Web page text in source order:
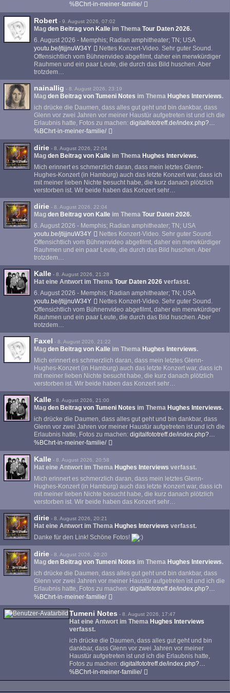
%BChrt-in-meiner-familie/
Robert - 9. August 2026, 07:02
Mag den Beitrag von Kalle im Thema Tour Daten 2026.
6. August 2026 - Memphis; Radian amphitheater; TN; USA
youtu.be/jtijjnuW34Y
Nettes Konzert-Video. Sehr guter Sound.
Offensichtlich vom Bühnenvideo abgefilmt, daher ein merwkürdiger
Rauhmen und ein paar Leute, die durch das Bild huschen. Aber
trotzdem…
nainallig - 8. August 2026, 23:19
Mag den Beitrag von Tumeni Notes im Thema Hughes Interviews.
ich drücke die Daumen, dass alles gut geht und bin dankbar, dass
Glenn vor zwei Jahren vor meiner Haustür aufgetreten ist und ich die
Erlaubnis hatte, Fotos zu machen: digitalfototreff.de/index.php?…
%BChrt-in-meiner-familie/
dirie - 8. August 2026, 22:04
Mag den Beitrag von Kalle im Thema Hughes Interviews.
Mich erinnert es schmerzlich daran, dass mein letztes Glenn-
Hughes-Konzert (in Hamburg) auch das letzte Konzert war, dass ich
mit meiner lieben Nichte besucht habe, die kurz danach plötzlich
verstorben ist. Wir beide haben das Konzert sehr…
dirie - 8. August 2026, 22:04
Mag den Beitrag von Kalle im Thema Tour Daten 2026.
6. August 2026 - Memphis; Radian amphitheater; TN; USA
youtu.be/jtijjnuW34Y
Nettes Konzert-Video. Sehr guter Sound.
Offensichtlich vom Bühnenvideo abgefilmt, daher ein merwkürdiger
Rauhmen und ein paar Leute, die durch das Bild huschen. Aber
trotzdem…
Kalle - 8. August 2026, 21:28
Hat eine Antwort im Thema Tour Daten 2026 verfasst.
6. August 2026 - Memphis; Radian amphitheater; TN; USA
youtu.be/jtijjnuW34Y
Nettes Konzert-Video. Sehr guter Sound.
Offensichtlich vom Bühnenvideo abgefilmt, daher ein merwkürdiger
Rauhmen und ein paar Leute, die durch das Bild huschen. Aber
trotzdem…
Faxel - 8. August 2026, 21:22
Mag den Beitrag von Kalle im Thema Hughes Interviews.
Mich erinnert es schmerzlich daran, dass mein letztes Glenn-
Hughes-Konzert (in Hamburg) auch das letzte Konzert war, dass ich
mit meiner lieben Nichte besucht habe, die kurz danach plötzlich
verstorben ist. Wir beide haben das Konzert sehr…
Kalle - 8. August 2026, 21:00
Mag den Beitrag von Tumeni Notes im Thema Hughes Interviews.
ich drücke die Daumen, dass alles gut geht und bin dankbar, dass
Glenn vor zwei Jahren vor meiner Haustür aufgetreten ist und ich die
Erlaubnis hatte, Fotos zu machen: digitalfototreff.de/index.php?…
%BChrt-in-meiner-familie/
Kalle - 8. August 2026, 20:58
Hat eine Antwort im Thema Hughes Interviews verfasst.
Mich erinnert es schmerzlich daran, dass mein letztes Glenn-
Hughes-Konzert (in Hamburg) auch das letzte Konzert war, dass ich
mit meiner lieben Nichte besucht habe, die kurz danach plötzlich
verstorben ist. Wir beide haben das Konzert sehr…
dirie - 8. August 2026, 20:21
Hat eine Antwort im Thema Hughes Interviews verfasst.
Danke für den Link! Schöne Fotos!
dirie - 8. August 2026, 20:20
Mag den Beitrag von Tumeni Notes im Thema Hughes Interviews.
ich drücke die Daumen, dass alles gut geht und bin dankbar, dass
Glenn vor zwei Jahren vor meiner Haustür aufgetreten ist und ich die
Erlaubnis hatte, Fotos zu machen: digitalfototreff.de/index.php?…
%BChrt-in-meiner-familie/
Tumeni Notes - 8. August 2026, 17:47
Hat eine Antwort im Thema Hughes Interviews
verfasst.
ich drücke die Daumen, dass alles gut geht und bin
dankbar, dass Glenn vor zwei Jahren vor meiner
Haustür aufgetreten ist und ich die Erlaubnis hatte,
Fotos zu machen: digitalfototreff.de/index.php?…
%BChrt-in-meiner-familie/